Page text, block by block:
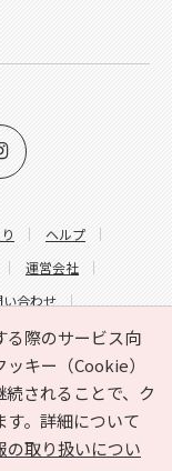
る際のサービス向
キー（Cookie）
されることで、ク
す。詳細について
の取り扱いについ
ヘルプ
運営会社
合わせ
わせ